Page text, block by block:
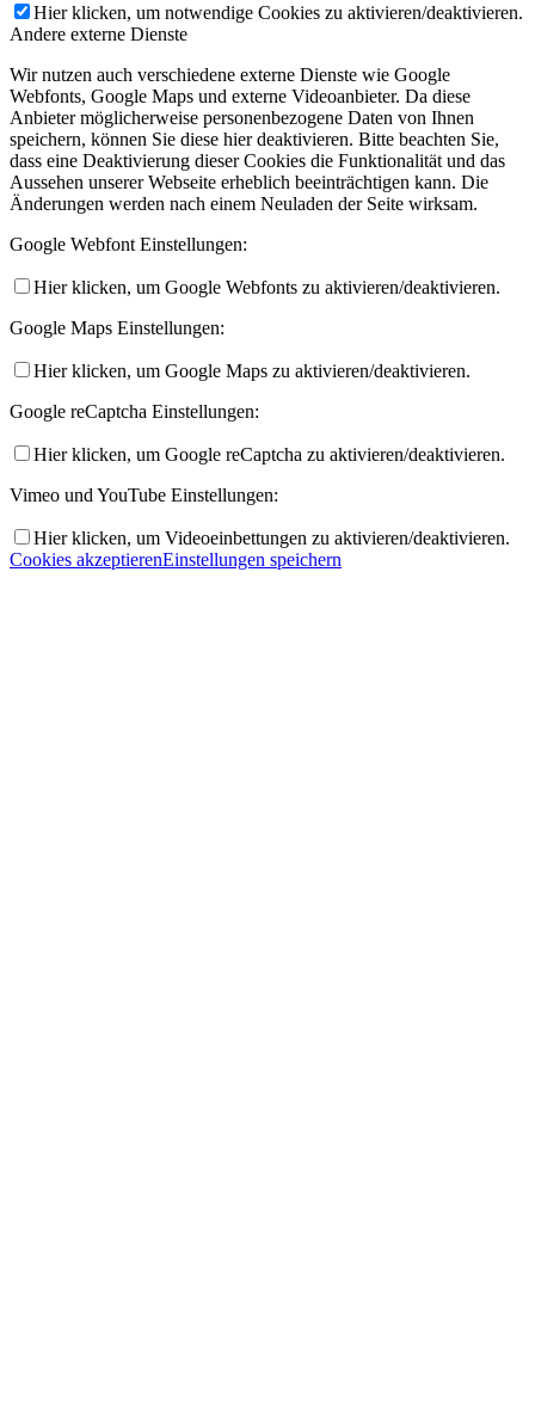
Hier klicken, um notwendige Cookies zu aktivieren/deaktivieren.
Andere externe Dienste
Wir nutzen auch verschiedene externe Dienste wie Google
Webfonts, Google Maps und externe Videoanbieter. Da diese
Anbieter möglicherweise personenbezogene Daten von Ihnen
speichern, können Sie diese hier deaktivieren. Bitte beachten Sie,
dass eine Deaktivierung dieser Cookies die Funktionalität und das
Aussehen unserer Webseite erheblich beeinträchtigen kann. Die
Änderungen werden nach einem Neuladen der Seite wirksam.
Google Webfont Einstellungen:
Hier klicken, um Google Webfonts zu aktivieren/deaktivieren.
Google Maps Einstellungen:
Hier klicken, um Google Maps zu aktivieren/deaktivieren.
Google reCaptcha Einstellungen:
Hier klicken, um Google reCaptcha zu aktivieren/deaktivieren.
Vimeo und YouTube Einstellungen:
Hier klicken, um Videoeinbettungen zu aktivieren/deaktivieren.
Cookies akzeptierenEinstellungen speichern